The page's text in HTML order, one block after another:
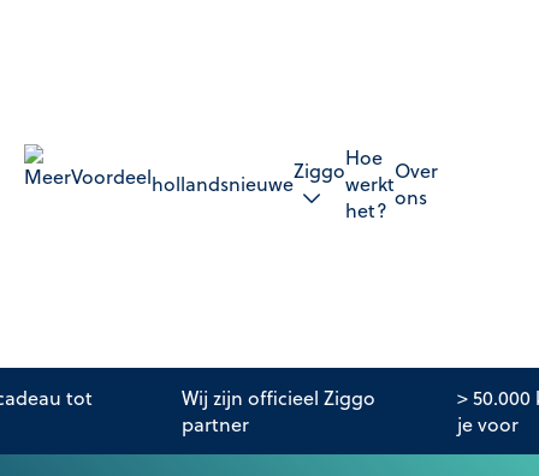
hollandsnieuweZiggoHoe
werkt
het?
Over
ons
tot
Wij zijn officieel Ziggo
partner
>
je voor